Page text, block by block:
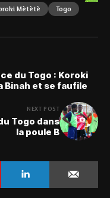
Mètètè Togo
du Togo : Koroki
Binah et se faufile
NEXT POST
Togo dans
la poule B